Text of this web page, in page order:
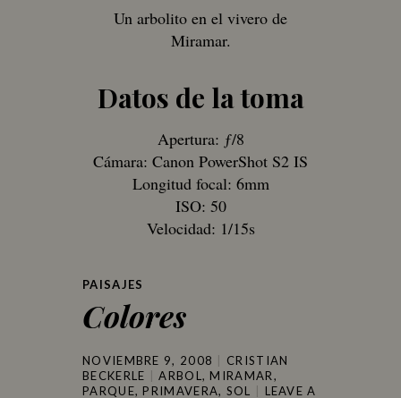
Un arbolito en el vivero de
Miramar.
Datos de la toma
Apertura: ƒ/8
Cámara: Canon PowerShot S2 IS
Longitud focal: 6mm
ISO: 50
Velocidad: 1/15s
PAISAJES
Colores
NOVIEMBRE 9, 2008
CRISTIAN
BECKERLE
ARBOL ,MIRAMAR,
PARQUE,PRIMAVERA, SOL LEAVE A